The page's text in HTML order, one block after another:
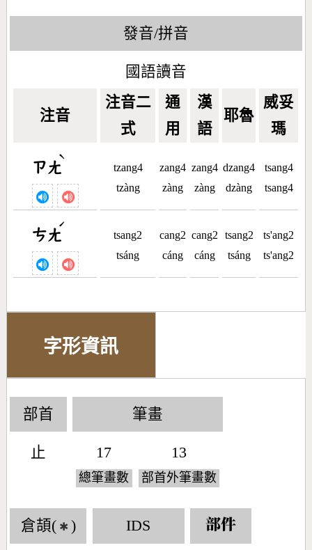
發音/拼音
國語讀音
注音
注音二
式
通
用
漢
語
耶魯
威妥
瑪
ㄗㄤ
ˋ
tzang4
tzàng
zang4
zàng
zang4
zàng
dzang4
dzàng
tsang4
tsang4
ㄘㄤ
ˊ
tsang2
tsáng
cang2
cáng
cang2
cáng
tsang2
tsáng
ts'ang2
ts'ang2
字形資訊
部首
止
筆畫
17
總筆畫數
13
部首外筆畫數
倉頡( ✱ ) IDS 部件